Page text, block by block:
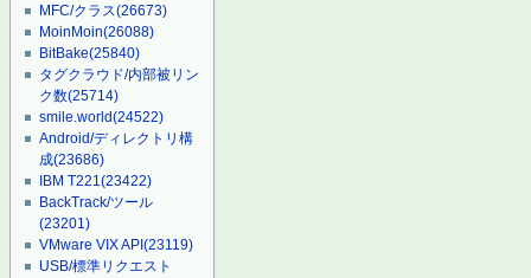
MFC/クラス(26673)
MoinMoin(26088)
BitBake(25840)
タグクラウド/内部被リン
ク数(25714)
smile.world(24522)
Android/ディレクトリ構
成(23686)
IBM T221(23422)
BackTrack/ツール
(23201)
VMware VIX API(23119)
USB/標準リクエスト